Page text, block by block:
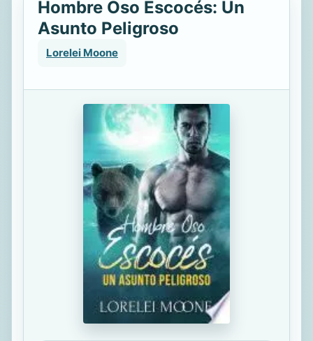
Hombre Oso Escocés: Un
Asunto Peligroso
Lorelei Moone